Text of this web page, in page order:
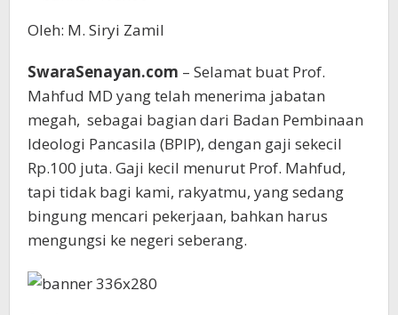
Oleh: M. Siryi Zamil
SwaraSenayan.com – Selamat buat Prof.
Mahfud MD yang telah menerima jabatan
megah, sebagai bagian dari Badan Pembinaan
Ideologi Pancasila (BPIP), dengan gaji sekecil
Rp.100 juta. Gaji kecil menurut Prof. Mahfud,
tapi tidak bagi kami, rakyatmu, yang sedang
bingung mencari pekerjaan, bahkan harus
mengungsi ke negeri seberang.